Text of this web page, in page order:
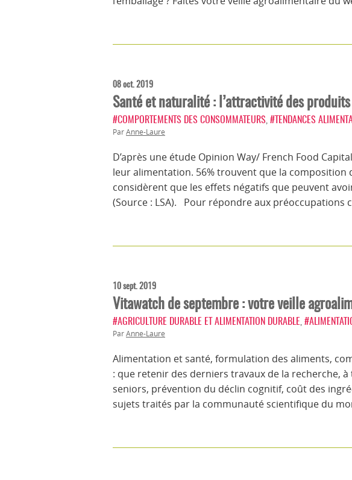
08 oct. 2019
Santé et naturalité : l’attractivité des
#COMPORTEMENTS DES CONSOMMATEURS #TENDANCES
ParAnne-Laure
D’après une étude Opinion Way/ French Food
leur alimentation. 56% trouvent que la
considèrent que les effets négatifs que peuvent
(Source : LSA). Pour répondre aux préoccupations
10 sept. 2019
Vitawatch de septembre : votre veille
#AGRICULTURE DURABLE ET ALIMENTATION DURABLE
ParAnne-Laure
Alimentation et santé, formulation des aliments,
: que retenir des derniers travaux de la recherche,
seniors, prévention du déclin cognitif, coût des
sujets traités par la communauté scientifique du